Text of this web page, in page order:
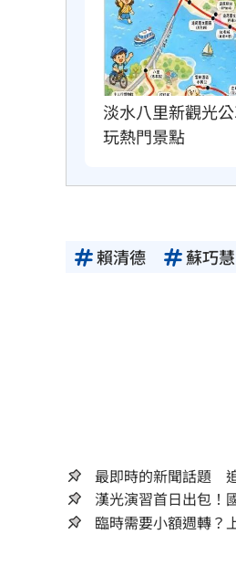
淡水八里新觀光
玩熱門景點
賴清德 蘇巧慧
最即時的新聞話題
漢光演習首日出包！
臨時需要小額週轉？